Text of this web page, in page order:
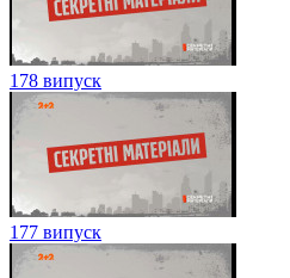
178 випуск
177 випуск